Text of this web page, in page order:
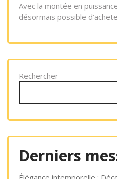
Avec la montée en
désormais possible
Rechercher
Derniers